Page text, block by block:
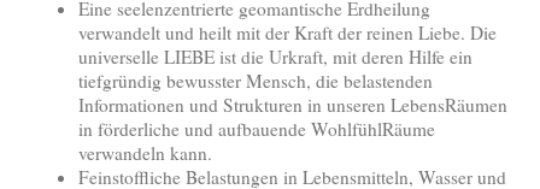
Eine seelenzentrierte geomantische Erdheilung
verwandelt und heilt mit der Kraft der reinen Liebe. Die
universelle LIEBE ist die Urkraft, mit deren Hilfe ein
tiefgründig bewusster Mensch, die belastenden
Informationen und Strukturen in unseren LebensRäumen
in förderliche und aufbauende WohlfühlRäume
verwandeln kann.
Feinstoffliche Belastungen in Lebensmitteln, Wasser und